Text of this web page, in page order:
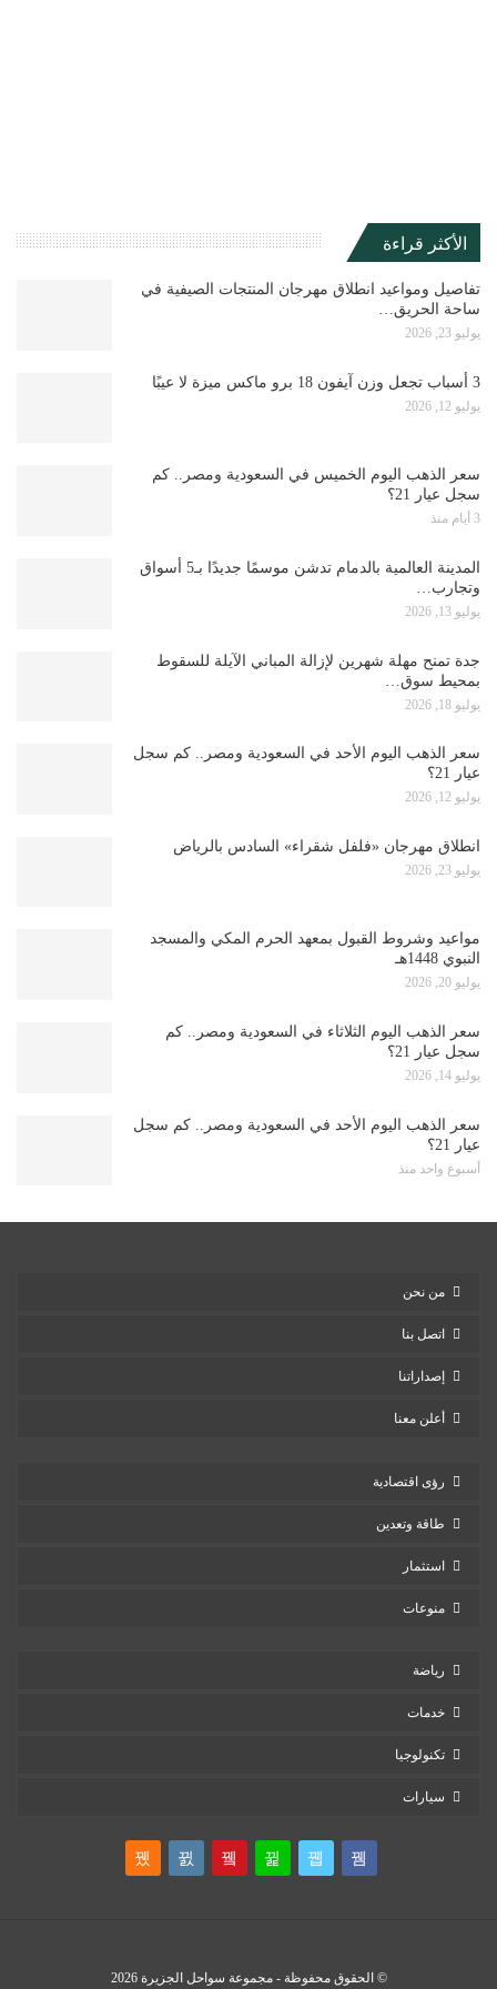
الأكثر قراءة
تفاصيل ومواعيد انطلاق مهرجان المنتجات الصيفية في
ساحة الحريق…
يوليو 23, 2026
3 أسباب تجعل وزن آيفون 18 برو ماكس ميزة لا عيبًا
يوليو 12, 2026
سعر الذهب اليوم الخميس في السعودية ومصر.. كم
سجل عيار 21؟
3 أيام منذ
المدينة العالمية بالدمام تدشن موسمًا جديدًا بـ5 أسواق
وتجارب…
يوليو 13, 2026
جدة تمنح مهلة شهرين لإزالة المباني الآيلة للسقوط
بمحيط سوق…
يوليو 18, 2026
سعر الذهب اليوم الأحد في السعودية ومصر.. كم سجل
عيار 21؟
يوليو 12, 2026
انطلاق مهرجان «فلفل شقراء» السادس بالرياض
يوليو 23, 2026
مواعيد وشروط القبول بمعهد الحرم المكي والمسجد
النبوي 1448هـ
يوليو 20, 2026
سعر الذهب اليوم الثلاثاء في السعودية ومصر.. كم
سجل عيار 21؟
يوليو 14, 2026
سعر الذهب اليوم الأحد في السعودية ومصر.. كم سجل
عيار 21؟
أسبوع واحد منذ
من نحن
اتصل بنا
إصداراتنا
أعلن معنا
رؤى اقتصادية
طاقة وتعدين
استثمار
منوعات
رياضة
خدمات
تكنولوجيا
سيارات
© الحقوق محفوظة - مجموعة سواحل الجزيرة 2026